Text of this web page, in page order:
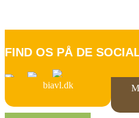
FIND OS PÅ DE
biavl.dk